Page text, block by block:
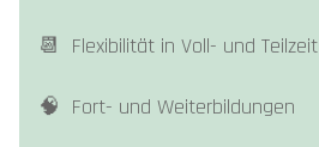
📆 Flexibilität in Voll- und Teilzeit
🧠 Fort- und Weiterbildungen